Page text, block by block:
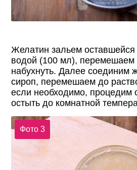
Желатин зальем
водой (100 мл),
набухнуть. Далее соединим
сироп, перемешаем до
если необходимо, процедим
остыть до комнатной
Фото 3